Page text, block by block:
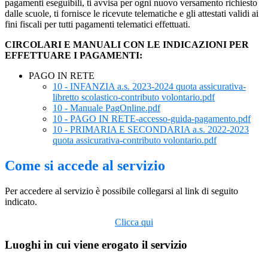
pagamenti eseguibili, ti avvisa per ogni nuovo versamento richiesto
dalle scuole, ti fornisce le ricevute telematiche e gli attestati validi ai
fini fiscali per tutti pagamenti telematici effettuati.
CIRCOLARI E MANUALI CON LE INDICAZIONI PER
EFFETTUARE I PAGAMENTI:
PAGO IN RETE
10 - INFANZIA a.s. 2023-2024 quota assicurativa-
libretto scolastico-contributo volontario.pdf
10 - Manuale PagOnline.pdf
10 - PAGO IN RETE-accesso-guida-pagamento.pdf
10 - PRIMARIA E SECONDARIA a.s. 2022-2023
quota assicurativa-contributo volontario.pdf
Come si accede al servizio
Per accedere al servizio è possibile collegarsi al link di seguito
indicato.
Clicca qui
Luoghi in cui viene erogato il servizio